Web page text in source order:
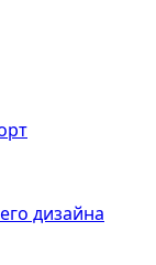
дизайна